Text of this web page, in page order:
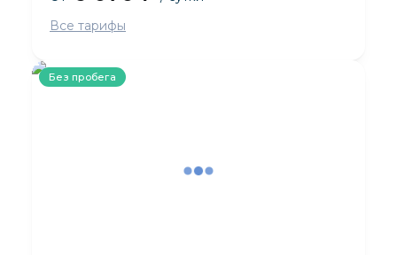
Все тарифы
Без пробега